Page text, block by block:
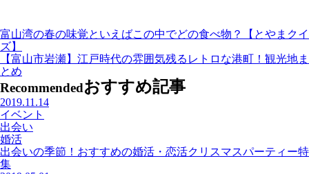
富山湾の春の味覚といえばこの中でどの食べ物？【とやまクイ
ズ】
【富山市岩瀬】江戸時代の雰囲気残るレトロな港町！観光地ま
とめ
Recommendedおすすめ記事
2019.11.14
イベント
出会い
婚活
出会いの季節！おすすめの婚活・恋活クリスマスパーティー特
集